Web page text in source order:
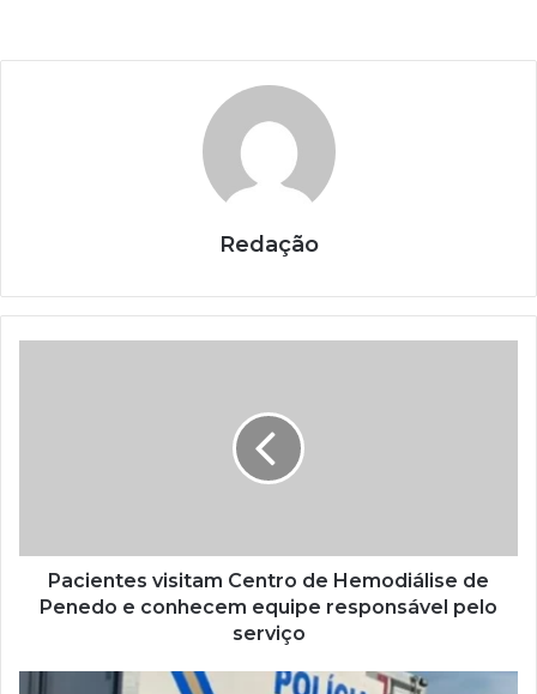
Redação
Pacientes visitam Centro de Hemodiálise de
Penedo e conhecem equipe responsável pelo
serviço